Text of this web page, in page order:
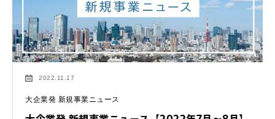
2022.11.17
大企業発 新規事業ニュース